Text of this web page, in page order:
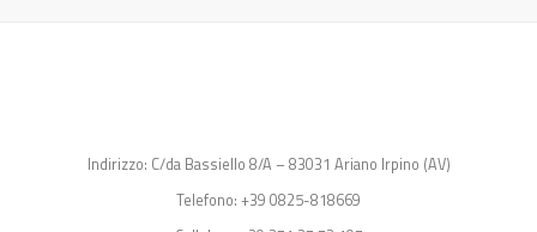
Indirizzo: C/da Bassiello 8/A – 83031 Ariano Irpino (AV)
Telefono: +39 0825-818669